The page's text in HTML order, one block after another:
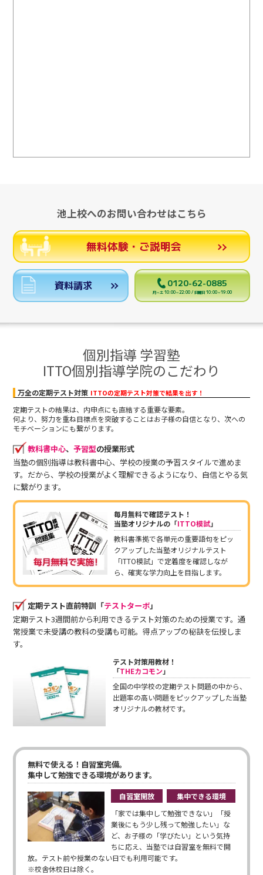
池上校へのお問い合わせはこちら
無料体験・ご説明会
資料請求 0120-62-0885
月～土 10:00～22:00 / 日曜日 10:00～19:00
個別指導 学習塾
ITTO個別指導学院のこだわり
万全の定期テスト対策 ITTOの定期テスト対策で結果を出す！
定期テストの結果は、内申点にも直結する重要な要素。
何より、努力を重ね目標点を突破することはお子様の自信となり、次への
モチベーションにも繋がります。
教科書中心、 予習型の授業形式
当塾の個別指導は教科書中心、学校の授業の予習スタイルで進めま
す。だから、学校の授業がよく理解できるようになり、自信とやる気
に繋がります。
毎月無料で確認テスト！
当塾オリジナルの「ITTO模試」
教科書準拠で各単元の重要語句をピッ
クアップした当塾オリジナルテスト
「ITTO模試」で定着度を確認しなが
ら、確実な学力向上を目指します。
定期テスト直前特訓「テストターボ」
定期テスト3週間前から利用できるテスト対策のための授業です。通
常授業で未受講の教科の受講も可能。得点アップの秘訣を伝授しま
す。
テスト対策用教材！
「THEカコモン」
全国の中学校の定期テスト問題の中から、
出題率の高い問題をピックアップした当塾
オリジナルの教材です。
無料で使える！自習室完備。
集中して勉強できる環境があります。
自習室開放
集中できる環境
「家では集中して勉強できない」「授
業後にもう少し残って勉強したい」な
ど、お子様の「学びたい」という気持
ちに応え、当塾では自習室を無料で開
放。テスト前や授業のない日でも利用可能です。
※校舎休校日は除く。